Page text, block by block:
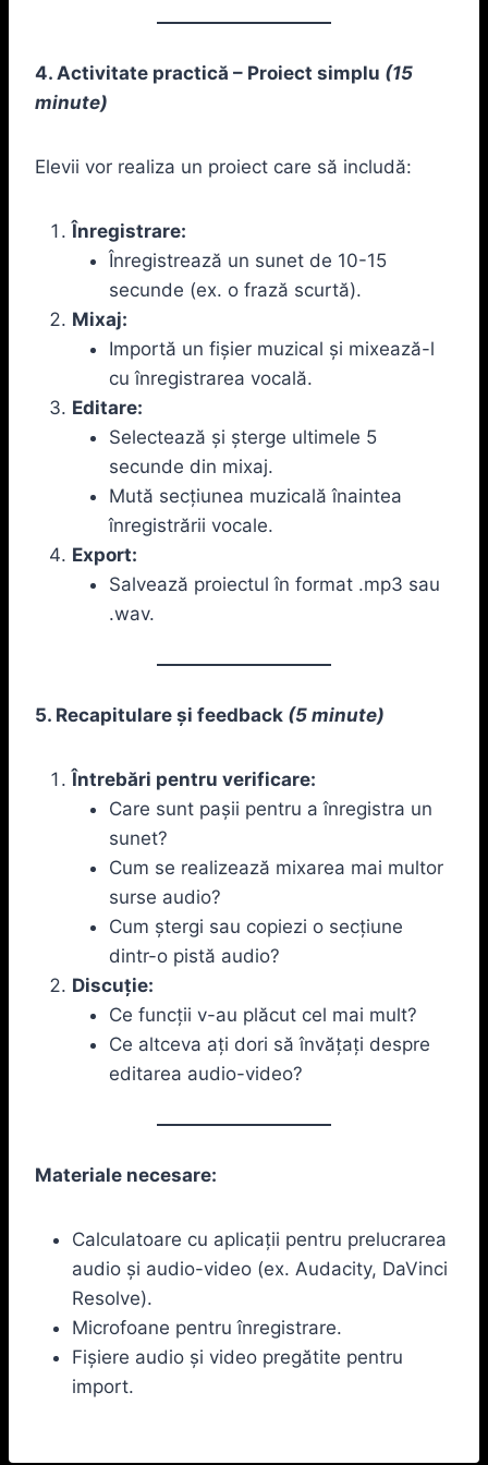
4. Activitate practică – Proiect simplu (15
minute)
Elevii vor realiza un proiect care să includă:
Înregistrare:
Înregistrează un sunet de 10-15
secunde (ex. o frază scurtă).
Mixaj:
Importă un fișier muzical și mixează-l
cu înregistrarea vocală.
Editare:
Selectează și șterge ultimele 5
secunde din mixaj.
Mută secțiunea muzicală înaintea
înregistrării vocale.
Export:
Salvează proiectul în format .mp3 sau
.wav.
5. Recapitulare și feedback (5 minute)
Întrebări pentru verificare:
Care sunt pașii pentru a înregistra un
sunet?
Cum se realizează mixarea mai multor
surse audio?
Cum ștergi sau copiezi o secțiune
dintr-o pistă audio?
Discuție:
Ce funcții v-au plăcut cel mai mult?
Ce altceva ați dori să învățați despre
editarea audio-video?
Materiale necesare:
Calculatoare cu aplicații pentru prelucrarea
audio și audio-video (ex. Audacity, DaVinci
Resolve).
Microfoane pentru înregistrare.
Fișiere audio și video pregătite pentru
import.